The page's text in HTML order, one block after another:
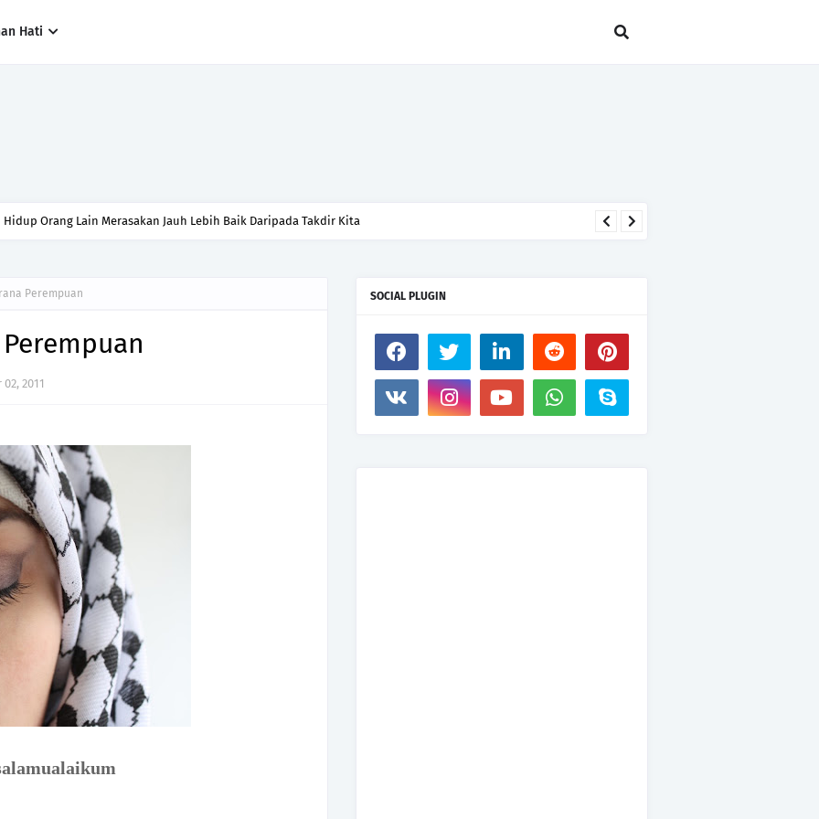
Hati
Orang Lain Merasakan Jauh Lebih Baik Daripada Takdir Kita
Perempuan
2011
SOCIAL PLUGIN